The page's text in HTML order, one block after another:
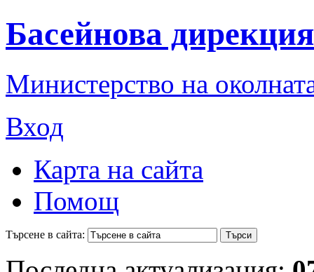
Басейнова
Министерство на
Вход
Карта на сайта
Помощ
Търсене в сайта: